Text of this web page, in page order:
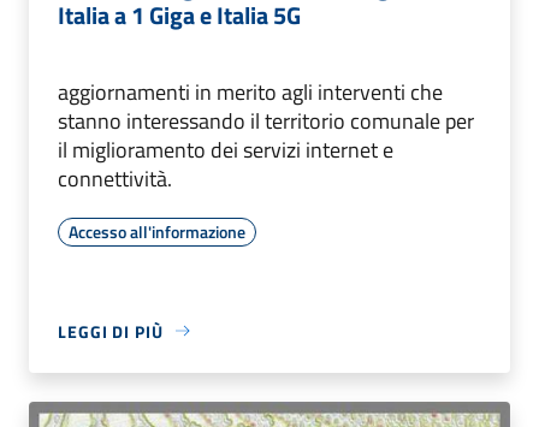
Italia a 1 Giga e Italia 5G
aggiornamenti in merito agli interventi che
stanno interessando il territorio comunale per
il miglioramento dei servizi internet e
connettività.
Accesso all'informazione
LEGGI DI PIÙ